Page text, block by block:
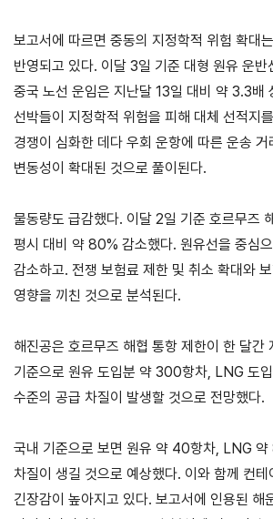
지원·사업
협회사업
사업신
청
진행중인
사업
사업
상시지원
사업
지원/혜택
KITA
발급
혜택
상담
포상
여행카
드
ABTC
수출역
맞춤분
석
물류포
털
스
업
보고서에 따르면 중동의 지정학적 위험 확대
반영되고 있다. 이달 3일 기준 대형 원유 운
중국 노선 운임은 지난달 13일 대비 약 3.3배
선박들이 지정학적 위험을 피해 대체 선적지
경쟁이 심화한 데다 우회 운항에 따른 운송 거
변동성이 확대된 것으로 풀이된다.
물동량도 급감했다. 이달 2일 기준 호르무즈
평시 대비 약 80% 감소했다. 원유선을 중심으
감소하고. 전쟁 보험료 제한 및 취소 확대와 보
영향을 끼친 것으로 분석된다.
해진공은 호르무즈 해협 통항 제한이 한 달간
기준으로 원유 도입분 약 300항차, LNG 도
수준의 공급 차질이 발생할 것으로 전망했다.
국내 기준으로 보면 원유 약 40항차, LNG 약
차질이 생길 것으로 예상했다. 이와 함께 컨
긴장감이 높아지고 있다. 보고서에 인용된 해